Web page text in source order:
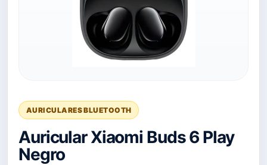
AURICULARES BLUETOOTH
Auricular Xiaomi Buds 6 Play
Negro